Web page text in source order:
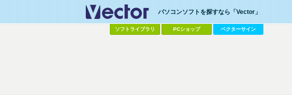
パソコンソフトを探すなら「Vector」
ソフトライブラリ PCショップ ベクターサイン